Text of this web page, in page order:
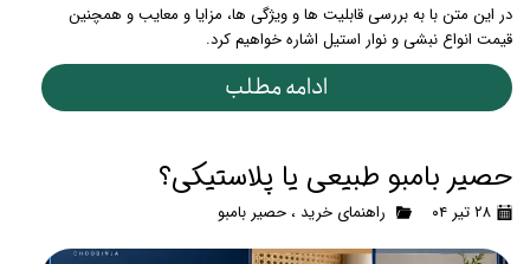
در این متن با به بررسی قابلیت ها و ویژگی ها، مزایا و معایب و همچنین
قیمت انواع نبشی و نوار استیل اشاره خواهیم کرد.
ادامه مطلب
حصیر بامبو طبیعی یا پلاستیکی؟
۲۸ تیر ۰۴ راهنمای خرید ، حصیر بامبو